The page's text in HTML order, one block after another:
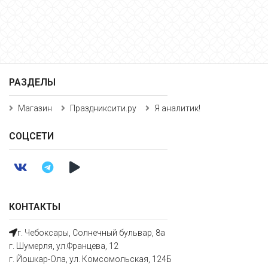
КОНТАКТЫ
г. Чебоксары, Солнечный бульвар, 8а
г. Шумерля, ул.Францева, 12
г. Йошкар-Ола, ул. Комсомольская, 124Б
РАЗДЕЛЫ
Магазин Праздниксити.ру Я аналитик!
СОЦСЕТИ